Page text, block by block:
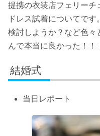
提携の衣装店フェリーチ
ドレス試着についてで
検討しようか？など色々
んで本当に良かった！！
結婚式
当日レポート